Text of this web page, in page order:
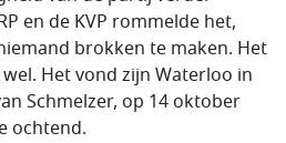
en de KVP rommelde het,
brokken te maken. Het
Het vond zijn Waterloo in
Schmelzer, op 14 oktober
ochtend.